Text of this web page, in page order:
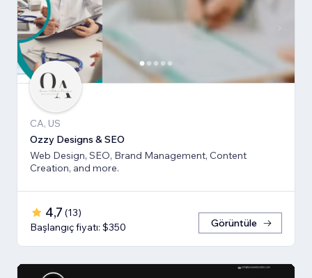
CA, US
Ozzy Designs & SEO
Web Design, SEO, Brand Management, Content
Creation, and more.
4,7 (13)
Başlangıç fiyatı: $350
Görüntüle